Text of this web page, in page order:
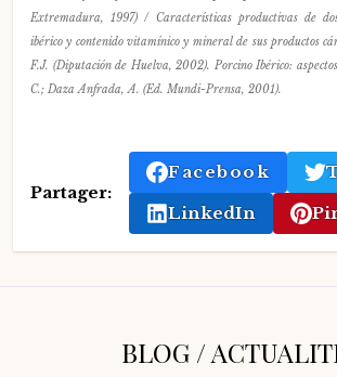
Extremadura, 1997) / Características productivas de
ibérico y contenido vitamínico y mineral de sus productos
F.J. (Diputación de Huelva, 2002). Porcino Ibérico:
C.; Daza Anfrada, A. (Ed. Mundi-Prensa, 2001).
Partager:
Facebook
LinkedIn
BLOG /